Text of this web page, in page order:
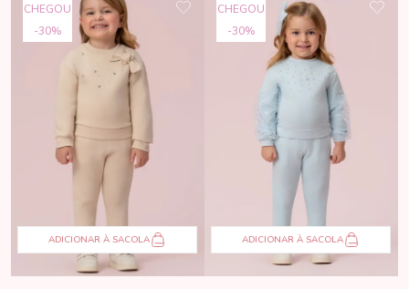
30%
CHEGOU
ADICIONAR À SACOLA
30%
CHEGOU
ADICIONAR À SACOLA